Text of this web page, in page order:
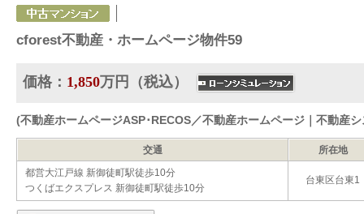
cforest不動産・ホームページ物件59
価格： 1,850万円（税込）
(不動産ホームページASP･RECOS／不動産ホームページ｜不動産
交通
所在地
都営大江戸線 新御徒町駅徒歩10分
つくばエクスプレス 新御徒町駅徒歩10分
台東区台東1